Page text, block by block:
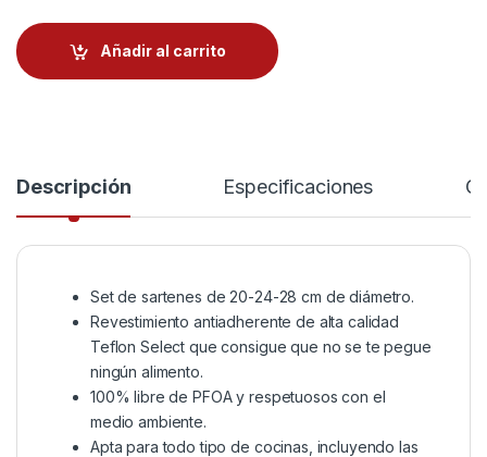
Añadir al carrito
Descripción Especificaciones
Set de sartenes de 20-24-28 cm de diámetro.
Revestimiento antiadherente de alta calidad
Teflon Select que consigue que no se te pegue
ningún alimento.
100% libre de PFOA y respetuosos con el
medio ambiente.
Apta para todo tipo de cocinas, incluyendo las